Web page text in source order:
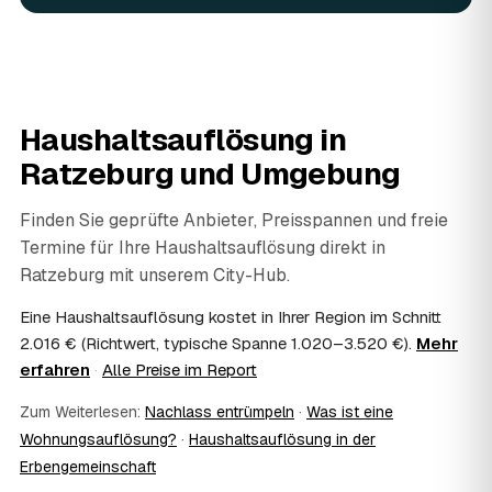
aussortiert und Ihnen übergeben, statt entsorgt zu
ohne Aufsehen, unauffällige Fahrzeuge sind möglich und
persönliche Gegenstände werden respektvoll behandelt.
Gerade nach einem Trauerfall in Ratzeburg bleibt alles
07 Ist die Haushaltsauflösung im Nachlass
steuerlich absetzbar?
Häufig ja: Im Nachlass können die Kosten einer
Erbschaftsteuer mindern, bei vermieteten Objekten teils
als Werbungskosten. Sie erhalten eine ordentliche
Rechnung als Beleg. Verbindlich klärt das Ihr
08 Muss ich als Erbe in Ratzeburg vor Ort
anwesend sein?
Nein, Sie müssen nicht durchgängig anwesend sein. Viele
Haushaltsauflösung in
Ratzeburg und Umgebung
Finden Sie geprüfte Anbieter, Preisspannen und freie
Termine für Ihre Haushaltsauflösung direkt in
Ratzeburg mit unserem City-Hub.
Eine Haushaltsauflösung kostet in Ihrer Region im Schnitt
2.016 € (Richtwert, typische Spanne 1.020–3.520 €). Mehr
erfahren · Alle Preise im Report
Zum Weiterlesen: Nachlass entrümpeln · Was ist eine
Wohnungsauflösung? · Haushaltsauflösung in der
Erbengemeinschaft